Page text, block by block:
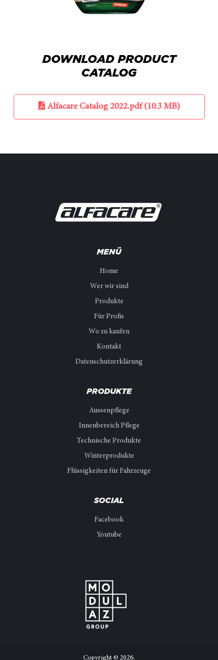
DOWNLOAD PRODUCT
CATALOG
Alfacare Catalog 2022.pdf (10.3 MB)
MENÜ
Home
Wer wir sind
Produkte
Für Profis
Wo zu kaufen
Kontakt
Datenschutzerklärung
PRODUKTE
Aussenpflege
Innenbereich Pflege
Technische Produkte
Winterprodukte
Flüssigkeiten für Fahrzeuge
SOCIAL
Facebook
Youtube
Copyright © 2026.